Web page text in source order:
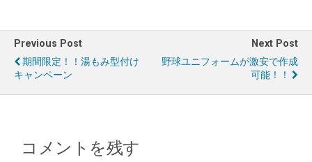
Previous Post
期間限定！！湯もみ型付け
キャンペーン
Next Post
野球ユニフォームが激安で作成
可能！！
コメントを残す